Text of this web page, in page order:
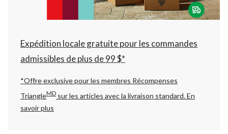
pour
changer
Expédition locale gratuite pour les commandes
admissibles de plus de 99 $*
*Offre exclusive pour les membres Récompenses
TriangleMD sur les articles avec la livraison standard.En
savoir plus